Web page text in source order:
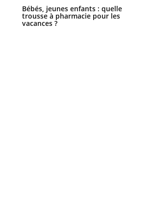
Bébés, jeunes enfants : quelle
trousse à pharmacie pour les
vacances ?